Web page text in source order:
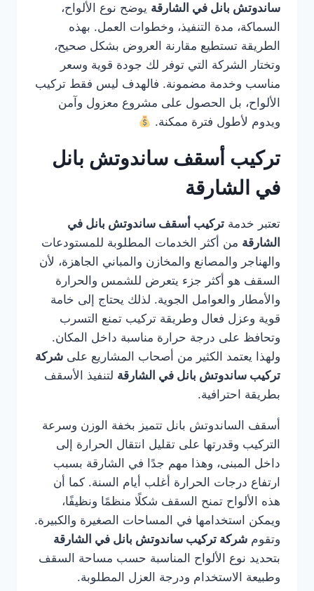
ساندوتش بانل في الشارقة يوضح نوع الألواح،
السماكة، مدة التنفيذ، وخطوات العمل. بهذه
الطريقة تستطيع مقارنة العروض بشكل صحيح،
وتختار الشركة التي توفر لك جودة قوية وسعر
مناسب وخدمة مضمونة. فالهدف ليس فقط تركيب
الألواح، بل الحصول على مشروع معزول وآمن
ويدوم لأطول فترة ممكنة.
تركيب أسقف ساندوتش بانل
في الشارقة
تعتبر خدمة تركيب أسقف ساندوتش بانل في
الشارقة من أكثر الخدمات المطلوبة للمستودعات
والهناجر والمصانع والمخازن والمباني الجاهزة، لأن
السقف هو أكثر جزء يتعرض للشمس والحرارة
والأمطار والعوامل الجوية. لذلك يحتاج إلى خامة
قوية وعزل فعال وطريقة تركيب تمنع التسرب
وتحافظ على درجة حرارة مناسبة داخل المكان.
ولهذا يعتمد الكثير من أصحاب المشاريع على شركة
تركيب ساندوتش بانل في الشارقة لتنفيذ الأسقف
بطريقة احترافية.
أسقف الساندوتش بانل تتميز بخفة الوزن وسرعة
التركيب وقدرتها على تقليل انتقال الحرارة إلى
داخل المبنى، وهذا مهم جدًا في الشارقة بسبب
ارتفاع درجات الحرارة أغلب أيام السنة. كما أن
هذه الألواح تمنح السقف شكلًا منظمًا ونظيفًا،
ويمكن استخدامها في المساحات الصغيرة والكبيرة.
وتقوم شركة تركيب ساندوتش بانل في الشارقة
بتحديد نوع الألواح المناسبة حسب مساحة السقف
وطبيعة الاستخدام ودرجة العزل المطلوبة.